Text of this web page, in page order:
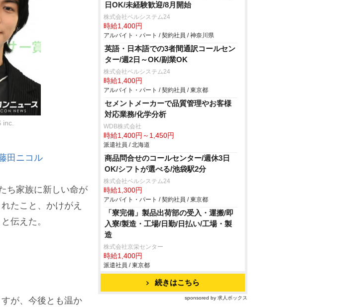
inc.
田ニコル
ち家族に新しい命が
たこと、かけがえ
伝えた。
が、今後とも温か
日OK/未経験歓迎/8月開始
株式会社ベルシステム24
時給1,400円
アルバイト・パート / 契約社員 / 神奈川県
英語・日本語での3者間通訳コールセン
ター/週2日～OK/副業OK
株式会社ベルシステム24
時給1,400円
アルバイト・パート / 契約社員 / 東京都
セメントメーカーで品質管理やお客様
対応業務/化学分析
WDB株式会社
時給1,400円～1,450円
派遣社員 / 北海道
商品問合せのコールセンター/週休3日
OK/シフトが選べる/池袋駅2分
株式会社ベルシステム24
時給1,300円
アルバイト・パート / 契約社員 / 東京都
「寮完備」製品出荷部の受入・運搬/即
入寮/製造・工場/日勤/日払い/工場・製
造
株式会社京栄センター
時給1,400円
派遣社員 / 東京都
続きはこちら
sponsored by 求人ボックス